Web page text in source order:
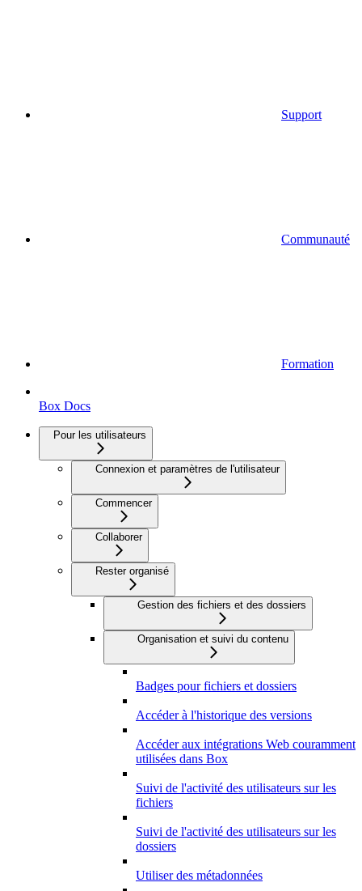
Support
Communauté
Formation
Box Docs
Pour les utilisateurs
Connexion et paramètres de l'utilisateur
Commencer
Collaborer
Rester organisé
Gestion des fichiers et des dossiers
Organisation et suivi du contenu
Badges pour fichiers et dossiers
Accéder à l'historique des versions
Accéder aux intégrations Web couramment
utilisées dans Box
Suivi de l'activité des utilisateurs sur les
fichiers
Suivi de l'activité des utilisateurs sur les
dossiers
Utiliser des métadonnées